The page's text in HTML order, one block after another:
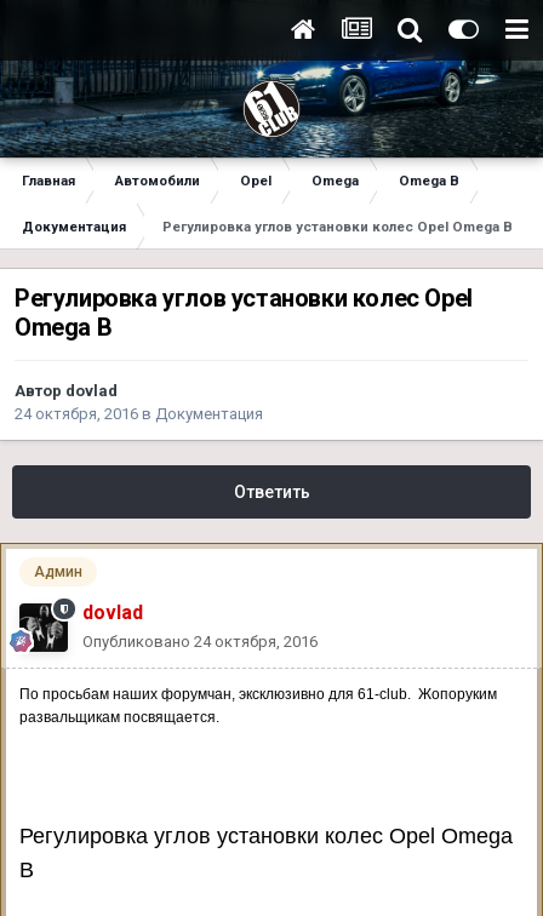
Главная Автомобили Opel Omega Omega B
Документация Регулировка углов установки колес Opel Omega B
Регулировка углов установки колес Opel
Omega B
Автор dovlad
24 октября, 2016 в Документация
Ответить
Админ
dovlad
Опубликовано 24 октября, 2016
По просьбам наших форумчан, эксклюзивно для 61-club. Жопоруким
развальщикам посвящается.
Регулировка углов установки колес Opel Omega
B